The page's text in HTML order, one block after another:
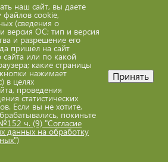
eco@eco29.ru
сайта доступны по лицензии:
Attribution 4.0 International
АО "Экоцентр"
наш сайт, вы даете
файлов cookie,
(сведения о
версия ОС; тип и версия
и разрешение его
пришел на сайт
сайта или по какой
какие страницы
нажимает
в целях
проведения
статистических
Если вы не хотите,
покиньте
ч. (9) "Согласие
данных на обработку
Принять